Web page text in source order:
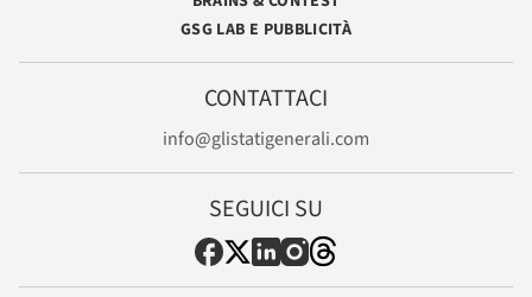
GSG LAB E PUBBLICITÀ
CONTATTACI
info@glistatigenerali.com
SEGUICI SU